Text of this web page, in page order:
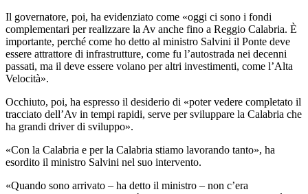
Il governatore, poi, ha evidenziato come «oggi ci sono i fondi
complementari per realizzare la Av anche fino a Reggio Calabria. È
importante, perché come ho detto al ministro Salvini il Ponte deve
essere attrattore di infrastrutture, come fu l’autostrada nei decenni
passati, ma il deve essere volano per altri investimenti, come l’Alta
Velocità».
Occhiuto, poi, ha espresso il desiderio di «poter vedere completato il
tracciato dell’Av in tempi rapidi, serve per sviluppare la Calabria che
ha grandi driver di sviluppo».
«Con la Calabria e per la Calabria stiamo lavorando tanto», ha
esordito il ministro Salvini nel suo intervento.
«Quando sono arrivato – ha detto il ministro – non c’era